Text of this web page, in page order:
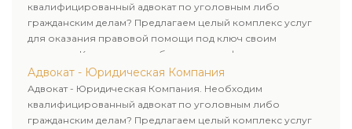
квалифицированный адвокат по уголовным либо
гражданским делам? Предлагаем целый комплекс услуг
для оказания правовой помощи под ключ своим
клиентам. Комплексное обслуживание физических и
юридических лиц. Индивидуальный подход к каждому
клиенту.
Адвокат - Юридическая Компания
Адвокат - Юридическая Компания. Необходим
квалифицированный адвокат по уголовным либо
гражданским делам? Предлагаем целый комплекс услуг